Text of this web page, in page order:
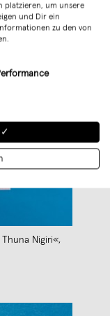
Nigiri«,
platzieren, um unsere
und Dir ein
zu den von
✓